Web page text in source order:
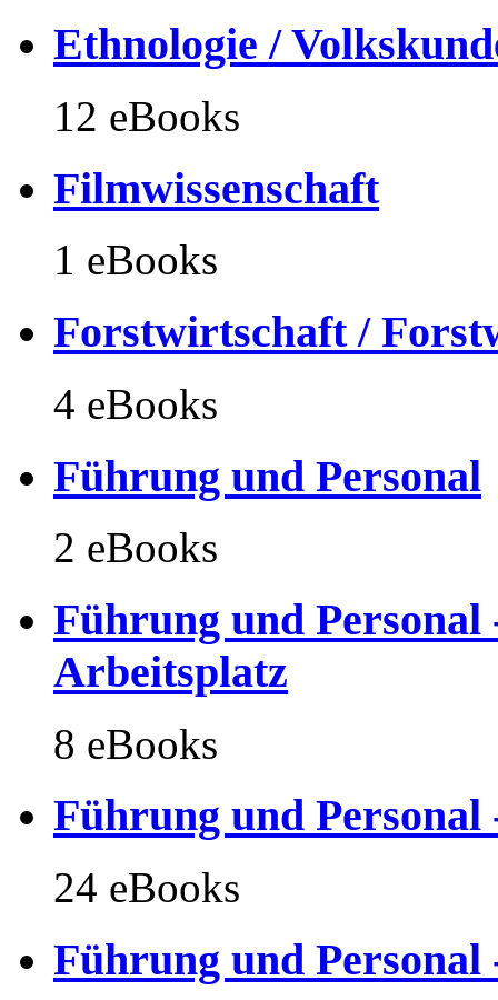
Ethnologie /
12 eBooks
Filmwissenschaft
1 eBooks
Forstwirtschaft /
4 eBooks
Führung und Personal
2 eBooks
Führung und Personal
Arbeitsplatz
8 eBooks
Führung und
24 eBooks
Führung und Personal